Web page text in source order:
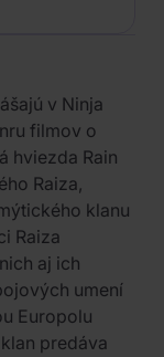
v Ninja
filmov o
hviezda Rain
Raiza,
klanu
Raiza
aj ich
umení
Europolu
predáva